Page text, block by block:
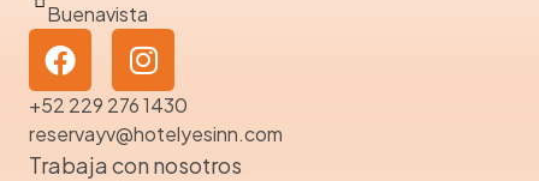
Buenavista
+52 229 276 1430
reservayv@hotelyesinn.com
Trabaja con nosotros